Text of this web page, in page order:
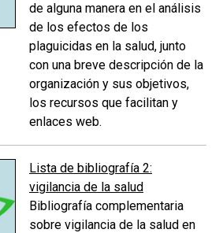
de alguna manera en el análisis
de los efectos de los
plaguicidas en la salud, junto
con una breve descripción de la
organización y sus objetivos,
los recursos que facilitan y
enlaces web.
Lista de bibliografía 2:
vigilancia de la salud
Bibliografía complementaria
sobre vigilancia de la salud en